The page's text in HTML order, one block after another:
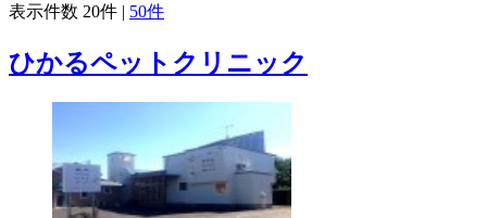
表示件数 20件 | 50件
ひかるペットクリニック